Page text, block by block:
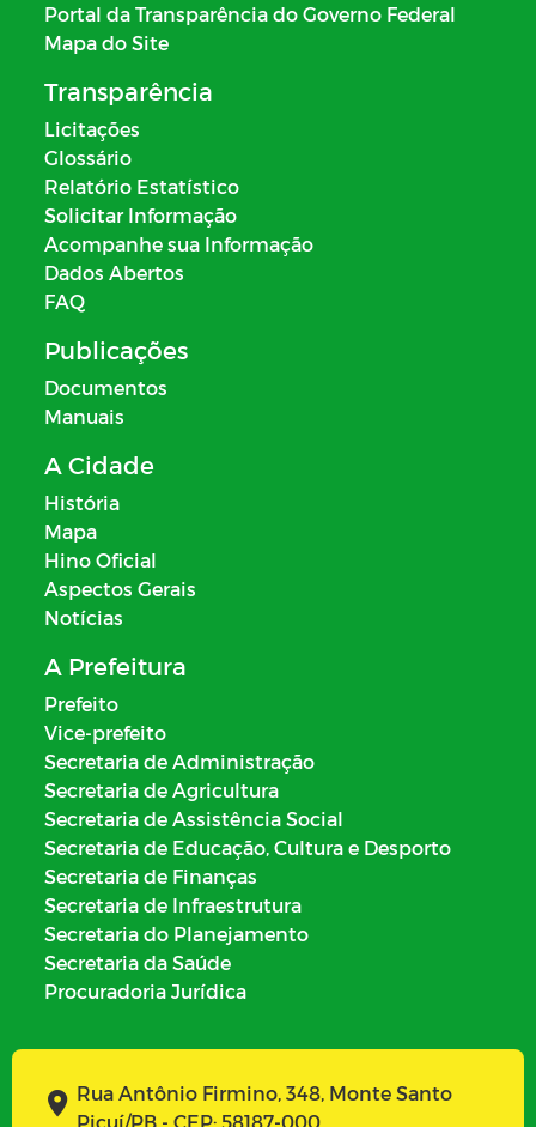
Portal da Transparência do Governo Federal
Mapa do Site
Transparência
Licitações
Glossário
Relatório Estatístico
Solicitar Informação
Acompanhe sua Informação
Dados Abertos
FAQ
Publicações
Documentos
Manuais
A Cidade
História
Mapa
Hino Oficial
Aspectos Gerais
Notícias
A Prefeitura
Prefeito
Vice-prefeito
Secretaria de Administração
Secretaria de Agricultura
Secretaria de Assistência Social
Secretaria de Educação, Cultura e Desporto
Secretaria de Finanças
Secretaria de Infraestrutura
Secretaria do Planejamento
Secretaria da Saúde
Procuradoria Jurídica
Rua Antônio Firmino, 348, Monte Santo
Picuí/PB - CEP: 58187-000